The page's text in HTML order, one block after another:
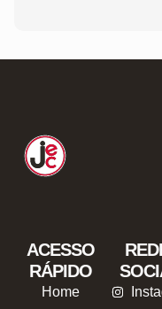
ACESSO
RÁPIDO
Home